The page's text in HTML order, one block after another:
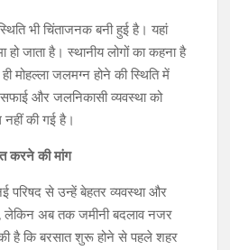
भी चिंताजनक बनी हुई है। यहां
हो जाता है। स्थानीय लोगों का कहना है
मोहल्ला जलमग्न होने की स्थिति में
और जलनिकासी व्यवस्था को
की गई है।
करने की मांग
परिषद से उन्हें बेहतर व्यवस्था और
लेकिन अब तक जमीनी बदलाव नजर
है कि बरसात शुरू होने से पहले शहर